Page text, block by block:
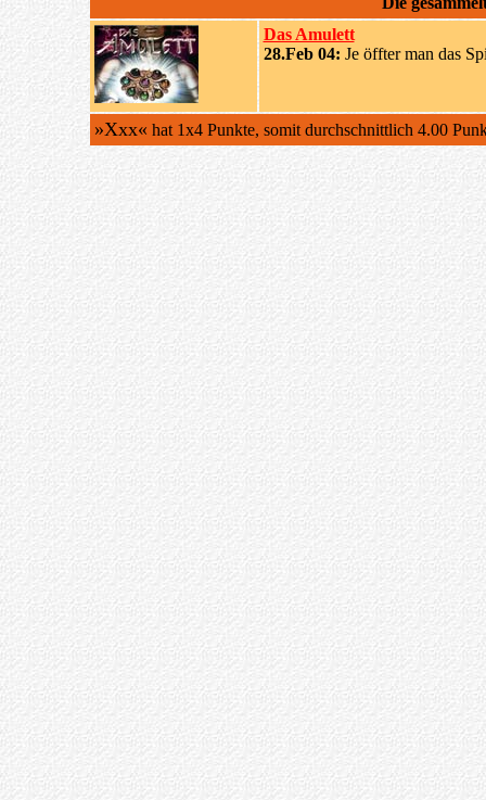
Das Amulett
28.Feb 04: Je öffter man das
»Xxx« hat 1x4 Punkte, somit durchschnittlich 4.00